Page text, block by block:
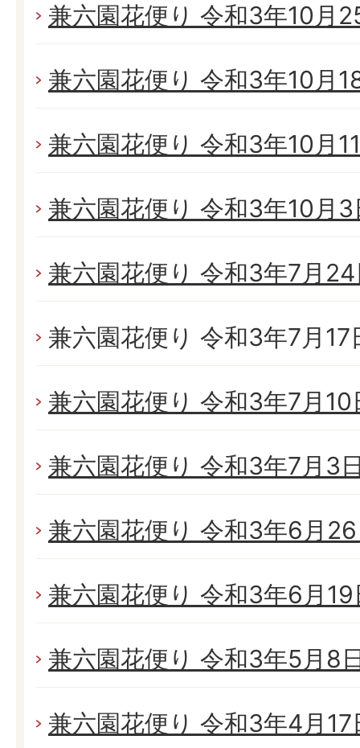
兼六園花便り 令和3年10月
兼六園花便り 令和3年10月
兼六園花便り 令和3年10月
兼六園花便り 令和3年10月
兼六園花便り 令和3年7月
兼六園花便り 令和3年7月
兼六園花便り 令和3年7月
兼六園花便り 令和3年7月3
兼六園花便り 令和3年6月
兼六園花便り 令和3年6月
兼六園花便り 令和3年5月8
兼六園花便り 令和3年4月